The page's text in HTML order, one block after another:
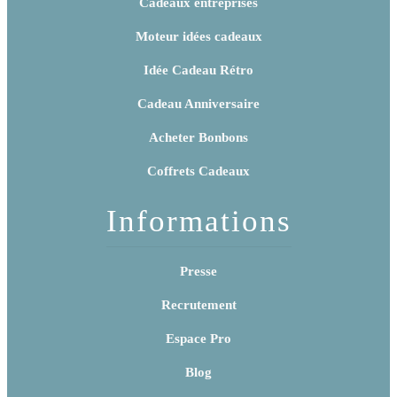
Moteur idées cadeaux
Idée Cadeau Rétro
Cadeau Anniversaire
Acheter Bonbons
Coffrets Cadeaux
Informations
Presse
Recrutement
Espace Pro
Blog